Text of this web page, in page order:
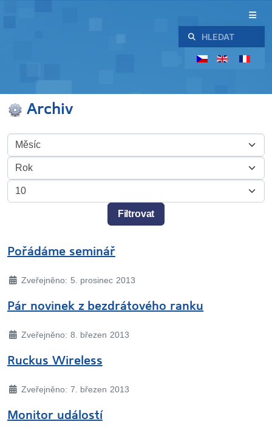
Hledat
Archiv
Měsíc
Rok
Počet zobrazení
Filtrovat
Pořádáme seminář
Základní údaje
Zveřejněno: 5. prosinec 2013
Pár novinek z bezdrátového ranku
Základní údaje
Zveřejněno: 8. březen 2013
Ruckus Wireless
Základní údaje
Zveřejněno: 7. březen 2013
Monitor událostí